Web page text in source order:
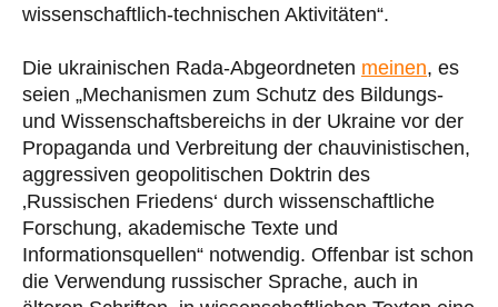
wissenschaftlich-technischen Aktivitäten“.
Die ukrainischen Rada-Abgeordneten meinen, es
seien „Mechanismen zum Schutz des Bildungs-
und Wissenschaftsbereichs in der Ukraine vor der
Propaganda und Verbreitung der chauvinistischen,
aggressiven geopolitischen Doktrin des
‚Russischen Friedens‘ durch wissenschaftliche
Forschung, akademische Texte und
Informationsquellen“ notwendig. Offenbar ist schon
die Verwendung russischer Sprache, auch in